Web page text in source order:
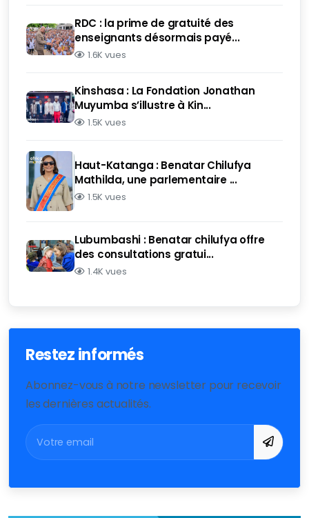
RDC : la prime de gratuité des
enseignants désormais payé...
1.6K vues
Kinshasa : La Fondation Jonathan
Muyumba s’illustre à Kin...
1.5K vues
Haut-Katanga : Benatar Chilufya
Mathilda, une parlementaire ...
1.5K vues
Lubumbashi : Benatar chilufya offre
des consultations gratui...
1.4K vues
Restez informés
Abonnez-vous à notre newsletter pour recevoir
les dernières actualités.